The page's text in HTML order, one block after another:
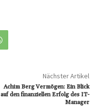
Nächster Artikel
Achim Berg Vermögen: Ein Blick
auf den finanziellen Erfolg des IT-
Manager